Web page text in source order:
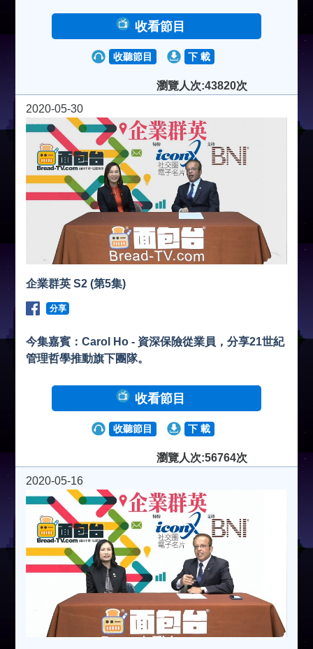
收看節目
收聽節目 下 載
瀏覽人次:43820次
2020-05-30
企業群英 S2 (第5集)
分享
今集嘉賓：Carol Ho - 資深保險從業員，分享21世紀
管理哲學推動旗下團隊。
收看節目
收聽節目 下 載
瀏覽人次:56764次
2020-05-16